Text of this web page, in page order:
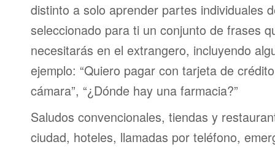
distinto a solo aprender partes individuales
seleccionado para ti un conjunto de frases
necesitarás en el extrangero, incluyendo
ejemplo: “Quiero pagar con tarjeta de
cámara”, “¿Dónde hay una farmacia?”
Saludos convencionales, tiendas y
ciudad, hoteles, llamadas por teléfono,